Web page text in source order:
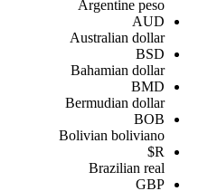
Argentine peso
AUD
Australian dollar
BSD
Bahamian dollar
BMD
Bermudian dollar
BOB
Bolivian boliviano
R$
Brazilian real
GBP